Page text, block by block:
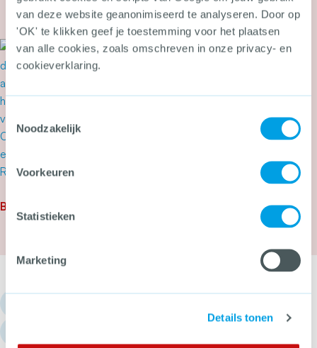
van deze website geanonimiseerd te analyseren. Door op
'OK' te klikken geef je toestemming voor het plaatsen
van alle cookies, zoals omschreven in onze privacy- en
cookieverklaring.
Noodzakelijk
Voorkeuren
Statistieken
Marketing
Details tonen
Meer over Tweede Kamer stemt in met
20 juli 2026
‘Drugslab in woonwijk is
Meer over ‘Drugslab in woonwijk is
Bekijk alle nieuwsberichten